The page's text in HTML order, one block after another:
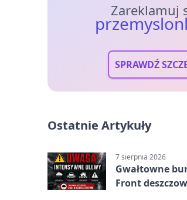
Zareklamuj
SPRAWDŹ
Ostatnie Artykuły
7 sierpnia 2026
Gwałtowne
Front